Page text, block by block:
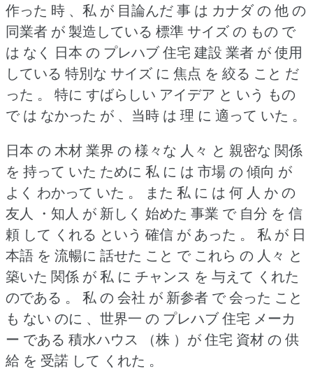
作った 時 、私 が 目論んだ 事 は カナダ の 他 の
同業者 が 製造している 標準 サイズ の もの で
は なく 日本 の プレハブ 住宅 建設 業者 が 使用
している 特別な サイズ に 焦点 を 絞る こと だ
った 。
特に すばらしい アイデア と いう もの
で は なかった が 、当時 は 理 に 適って いた 。
日本 の 木材 業界 の 様々な 人々 と 親密な 関係
を 持って いた ために 私 に は 市場 の 傾向 が
よく わかって いた 。
また 私 に は 何 人 か の
友人 ・知人 が 新しく 始めた 事業 で 自分 を 信
頼 して くれる という 確信 が あった 。
私 が 日
本語 を 流暢に 話せた こと で これら の 人々 と
築いた 関係 が 私 に チャンス を 与えて くれた
のである 。
私 の 会社 が 新参者 で 会った こと
も ない のに 、世界一 の プレハブ 住宅 メーカ
ー である 積水ハウス （株 ）が 住宅 資材 の 供
給 を 受諾 して くれた 。